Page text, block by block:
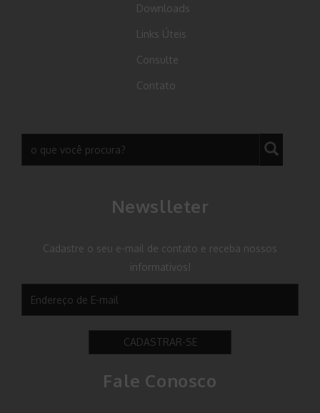
Downloads
Links Úteis
Consulte
Contato
Newslleter
Cadastre o seu e-mail de contato e receba nossos
informativos!
CADASTRAR-SE
Fale Conosco